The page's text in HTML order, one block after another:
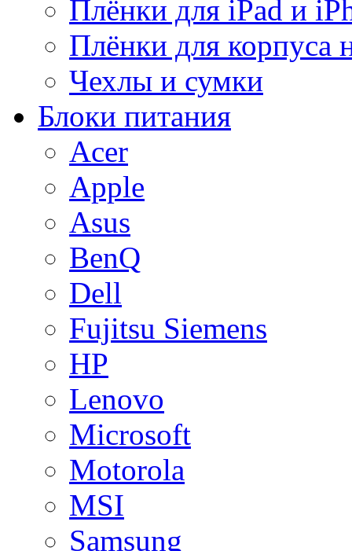
Плёнки для iPad и
Плёнки для корпуса
Чехлы и сумки
Блоки питания
Acer
Apple
Asus
BenQ
Dell
Fujitsu Siemens
HP
Lenovo
Microsoft
Motorola
MSI
Samsung